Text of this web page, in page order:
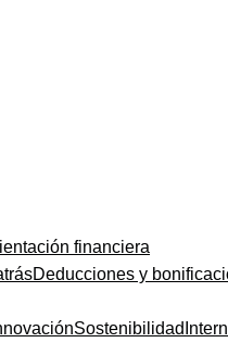
financiera
Deducciones y
Sostenibilidad